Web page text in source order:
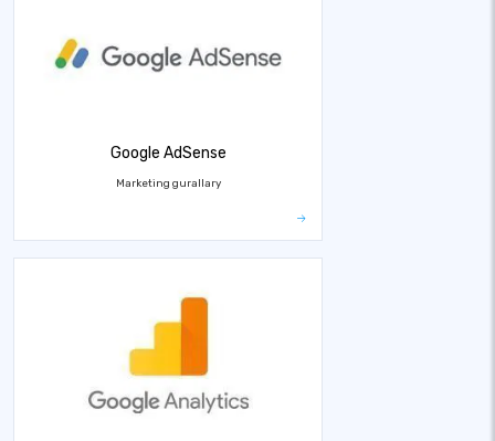
Google AdSense
Marketing gurallary